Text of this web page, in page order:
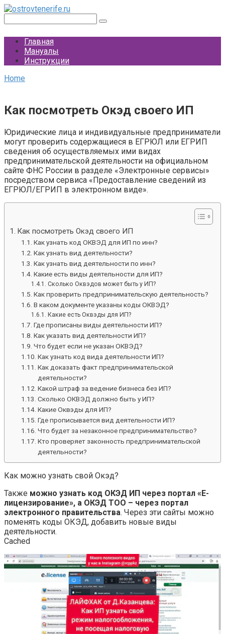
Перейти
контенту
Главная
Мануалы
Инструкции
Home
Как посмотреть Окэд своего ИП
Юридические лица и индивидуальные предприниматели
могут проверить содержащиеся в ЕГРЮЛ или ЕГРИП
сведения об осуществляемых ими видах
предпринимательской деятельности на официальном
сайте ФНС России в разделе «Электронные сервисы»
посредством сервиса «Предоставление сведений из
ЕГРЮЛ/ЕГРИП в электронном виде».
Как посмотреть Окэд своего ИП
Как узнать код ОКВЭД для ИП по инн?
Как узнать вид деятельности?
Как узнать вид деятельности по инн?
Какие есть виды деятельности для ИП?
Сколько Оквэдов может быть у ИП?
Как проверить предпринимательскую деятельность?
В каком документе указаны коды ОКВЭД?
Какие есть Оквэды для ИП?
Где прописаны виды деятельности ИП?
Как указать вид деятельности ИП?
Что будет если не указан ОКВЭД?
Как узнать код вида деятельности ИП?
Как доказать факт предпринимательской
деятельности?
Какой штраф за ведение бизнеса без ИП?
Сколько ОКВЭД должно быть у ИП?
Какие Оквэды для ИП?
Где прописывается вид деятельности ИП?
Что будет за незаконное предпринимательство?
Кто проверяет законность предпринимательской
деятельности?
Как можно узнать свой Окэд?
Также можно узнать код ОКЭД ИП через портал «Е-
лицензирование», а ОКЭД ТОО – через портал
электронного правительства. Через эти сайты можно
поменять коды ОКЭД, добавить новые виды
деятельности.
Cached